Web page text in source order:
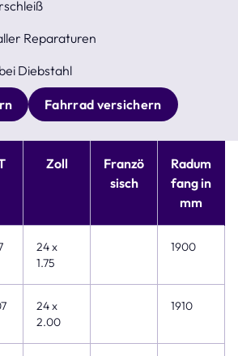
Reparaturen
Diebstahl
Fahrrad versichern
Zoll
Franzö
sisch
Radum
fang in
mm
24 x
1.75
1900
24 x
2.00
1910